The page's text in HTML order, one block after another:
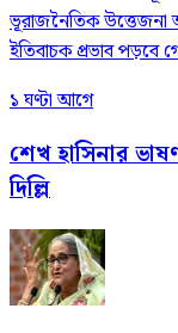
ভূরাজনৈতিক উত্তেজনা
ইতিবাচক প্রভাব পড়বে
১ ঘণ্টা আগে
শেখ হাসিনার
দিল্লি